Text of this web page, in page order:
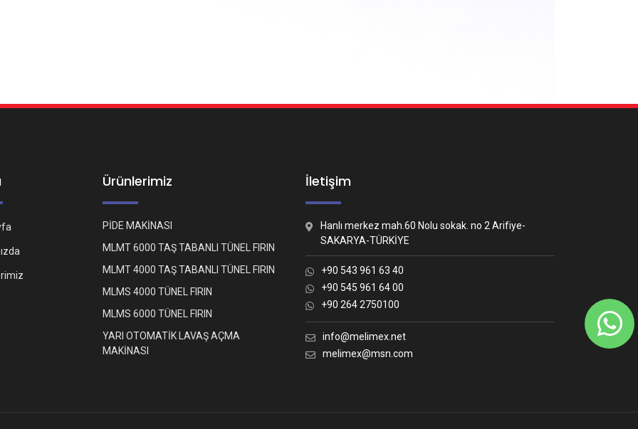
Ürünlerimiz
PİDE MAKİNASI
MLMT 6000 TAŞ TABANLI TÜNEL FIRIN
MLMT 4000 TAŞ TABANLI TÜNEL FIRIN
MLMS 4000 TÜNEL FIRIN
MLMS 6000 TÜNEL FIRIN
YARI OTOMATİK LAVAŞ AÇMA
MAKİNASI
İletişim
Hanlı merkez mah.60 Nolu sokak. no 2 Arifiye-
SAKARYA-TÜRKİYE
+90 543 961 63 40
+90 545 961 64 00
+90 264 2750100
info@melimex.net
melimex@msn.com